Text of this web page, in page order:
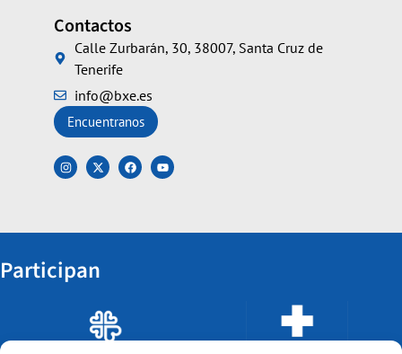
Contactos
Calle Zurbarán, 30, 38007, Santa Cruz de
Tenerife
info@bxe.es
Encuentranos
Participan